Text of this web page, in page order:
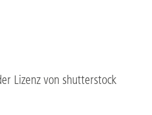
Lizenz von shutterstock